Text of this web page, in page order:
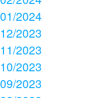
01/2024
12/2023
11/2023
10/2023
09/2023